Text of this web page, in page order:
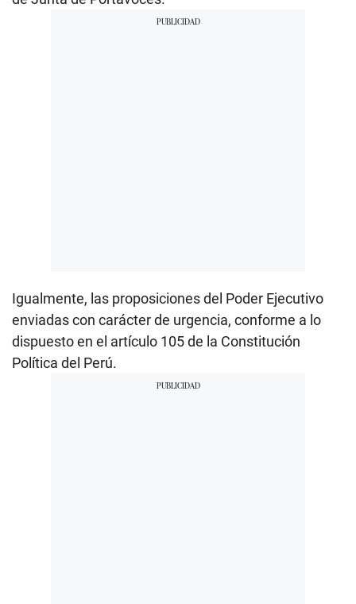
Igualmente, las proposiciones del Poder Ejecutivo
enviadas con carácter de urgencia, conforme a lo
dispuesto en el artículo 105 de la Constitución
Política del Perú.